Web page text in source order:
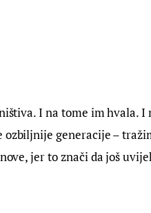
I na tome im hvala.
ozbiljnije generacije –
jer to znači da još